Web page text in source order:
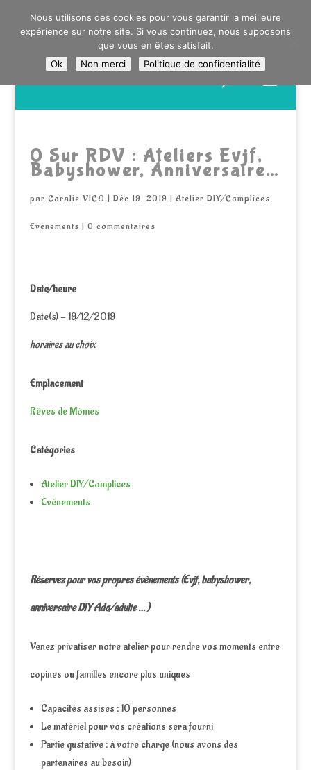
0603176412 - RDV CHEZ SO WATT À SAINT ANDRÉ OU
DANS LA MÉTROPOLE LILLOISE
CRAIENCO@GMAIL.COM
produits
0 Sur RDV : Ateliers Evjf,
Babyshower, Anniversaire…
par Coralie VICO | Déc 19, 2019 | Atelier DIY/Complices,
Evènements | 0 commentaires
Date/heure
Date(s) - 19/12/2019
horaires au choix
Emplacement
Rêves de Mômes
Catégories
Atelier DIY/Complices
Evènements
Réservez pour vos propres évènements (Evjf, babyshower,
anniversaire DIY Ado/adulte … )
Venez privatiser notre atelier pour rendre vos moments entre
copines ou familles encore plus uniques
Capacités assises : 10 personnes
Le matériel pour vos créations sera fourni
Partie gustative : à votre charge (nous avons des
partenaires au besoin)
Nous utilisons des cookies pour vous garantir la meilleure
expérience sur notre site. Si vous continuez, nous supposons
que vous en êtes satisfait.
Ok
Non merci Politique de confidentialité